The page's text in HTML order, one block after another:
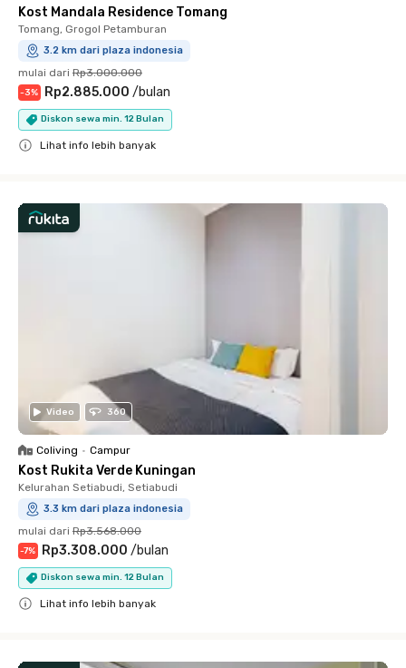
Kost Mandala Residence Tomang
Tomang, Grogol Petamburan
3.2 km dari plaza indonesia
mulai dari Rp3.000.000
-3% Rp2.885.000 /bulan
Diskon sewa min. 12 Bulan
Lihat info lebih banyak
Video 360
Coliving • Campur
Kost Rukita Verde Kuningan
Kelurahan Setiabudi, Setiabudi
3.3 km dari plaza indonesia
mulai dari Rp3.568.000
-7% Rp3.308.000 /bulan
Diskon sewa min. 12 Bulan
Lihat info lebih banyak